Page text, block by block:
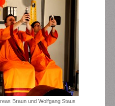
Braun und Wolfgang Staus